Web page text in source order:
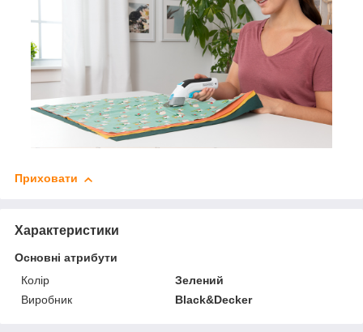
Приховати
Характеристики
Основні атрибути
Колір
Зелений
Виробник
Black&Decker